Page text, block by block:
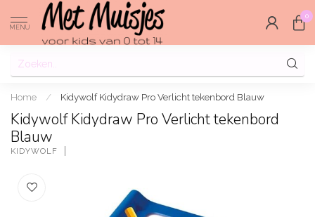
MENU
0
Home / Kidywolf Kidydraw Pro Verlicht tekenbord Blauw
Kidywolf Kidydraw Pro Verlicht tekenbord
Blauw
KIDYWOLF